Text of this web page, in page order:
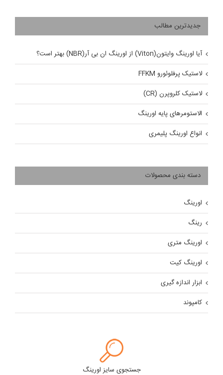
جدیدترین مطالب
آیا اورینگ وایتون(Viton) از اورینگ ان بی آر(NBR) بهتر است؟
لاستیک پرفلوئورو FFKM
لاستیک کلروپرن (CR)
الاستومرهای پایه اورینگ
انواع اورینگ پلیمری
دسته بندی محصولات
اورینگ
رینگ
اورینگ متری
اورینگ کیت
ابزار اندازه گیری
کامپوند
جستجوی سایز اورینگ